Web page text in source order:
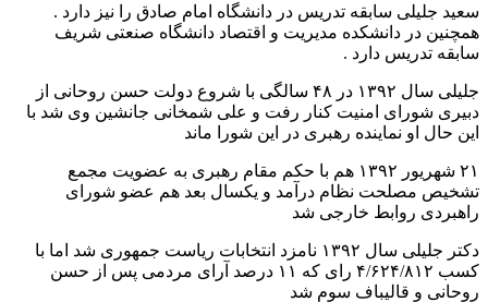
سعید جلیلی سابقه تدریس در دانشگاه امام صادق را نیز دارد .
همچنین در دانشکده مدیریت و اقتصاد دانشگاه صنعتی شریف
سابقه تدریس دارد .
جلیلی سال ۱۳۹۲ در ۴۸ سالگی با شروع دولت حسن روحانی از
دبیری شورای امنیت کنار رفت و علی شمخانی جانشین وی شد با
این حال او نماینده رهبری در این شورا ماند
۲۱ شهریور ۱۳۹۲ هم با حکم مقام رهبری به عضویت مجمع
تشخیص مصلحت نظام درآمد و یکسال بعد هم عضو شورای
راهبردی روابط خارجی شد
دکتر جلیلی سال ۱۳۹۲ نامزد انتخابات ریاست جمهوری شد اما با
کسب ۴/۶۲۴/۸۱۲ رای که ۱۱ درصد آرای مردمی پس از حسن
روحانی و قالیباف سوم شد